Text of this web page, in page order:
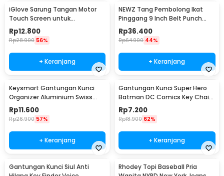
iGlove Sarung Tangan Motor
Touch Screen untuk
Smartphone dan Tablet - XT08
Rp12.800
Rp28.900 56%
+ Keranjang
NEWZ Tang Pembolong Ikat
Pinggang 9 Inch Belt Punch
Plier - CA-40
Rp36.400
Rp64.900 44%
+ Keranjang
Keysmart Gantungan Kunci
Organizer Aluminium Swiss
Army Style Size L
Rp11.600
Rp26.900 57%
+ Keranjang
Gantungan Kunci Super Hero
Batman DC Comics Key Chain
Stainless Steel - GB6675
Rp7.200
Rp18.900 62%
+ Keranjang
Gantungan Kunci Siul Anti
Rhodey Topi Baseball Pria